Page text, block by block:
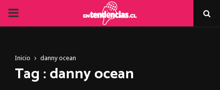
PRIMARY
Inicio danny ocean
Tag : danny ocean